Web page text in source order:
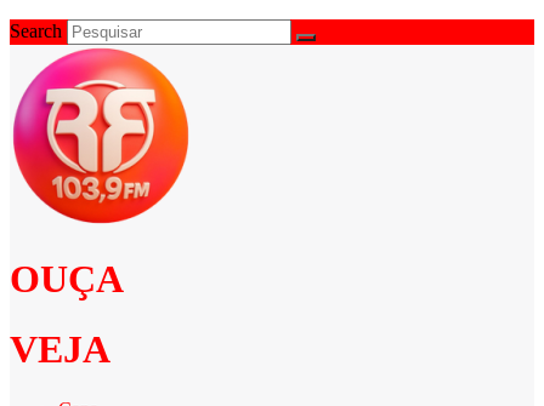
Search
OUÇA
VEJA